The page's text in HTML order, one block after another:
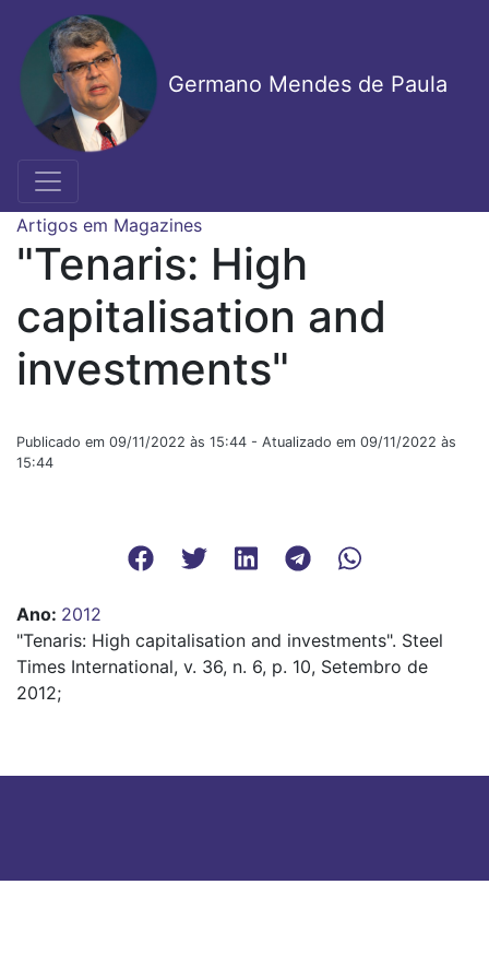
para
conteúdo
principal
Germano Mendes de Paula
Artigos em Magazines
"Tenaris: High
capitalisation and
investments"
Publicado em 09/11/2022 às 15:44 - Atualizado em 09/11/2022 às
15:44
Ano: 2012
"Tenaris: High capitalisation and investments". Steel
Times International, v. 36, n. 6, p. 10, Setembro de
2012;